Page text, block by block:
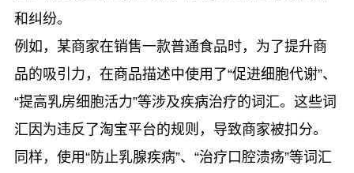
和纠纷。
例如，某商家在销售一款普通食品时，为了提升商
品的吸引力，在商品描述中使用了“促进细胞代谢”、
“提高乳房细胞活力”等涉及疾病治疗的词汇。这些词
汇因为违反了淘宝平台的规则，导致商家被扣分。
同样，使用“防止乳腺疾病”、“治疗口腔溃疡”等词汇